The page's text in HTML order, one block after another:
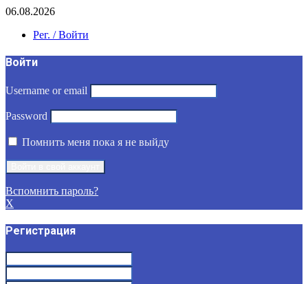
06.08.2026
Рег. / Войти
Войти
Username or email
Password
Помнить меня пока я не выйду
Вспомнить пароль?
X
Регистрация